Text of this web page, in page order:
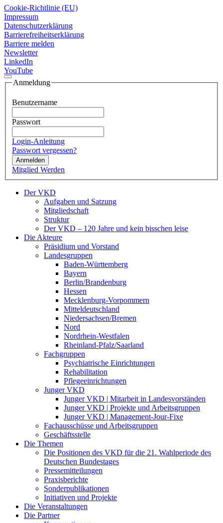
Cookie-Richtlinie (EU)
Impressum
Datenschutzerklärung
Barrierefreiheitserklärung
Barriere melden
Newsletter
LinkedIn
YouTube
Anmeldung
Benutzername
Passwort
Login-Anleitung
Passwort vergessen?
Anmelden
Mitglied Werden
Der VKD
Aufgaben und Satzung
Mitgliedschaft
Struktur
Der VKD – 120 Jahre und kein bisschen leise
Die Akteure
Präsidium und Vorstand
Landesgruppen
Baden-Württemberg
Bayern
Berlin/Brandenburg
Hessen
Mecklenburg-Vorpommern
Mitteldeutschland
Niedersachsen/Bremen
Nord
Nordrhein-Westfalen
Rheinland-Pfalz/Saarland
Fachgruppen
Psychiatrische Einrichtungen
Rehabilitation
Pflegeeinrichtungen
Junger VKD
Junger VKD | Mitarbeit in Landesvorständen
Junger VKD | Projekte und Arbeitsgruppen
Junger VKD | Management-Jour-Fixe
Fachausschüsse und Arbeitsgruppen
Geschäftsstelle
Die Themen
Die Positionen des VKD für die 21. Wahlperiode des
Deutschen Bundestages
Pressemitteilungen
Praxisberichte
Sonderpublikationen
Initiativen und Projekte
Die Veranstaltungen
Die Partner